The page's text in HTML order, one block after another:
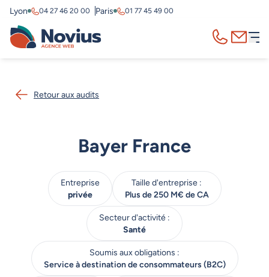
Lyon 04 27 46 20 00 Paris 01 77 45 49 00
Retour aux audits
Bayer France
Entreprise
privée
Taille d'entreprise :
Plus de 250 M€ de CA
Secteur d'activité :
Santé
Soumis aux obligations :
Service à destination de consommateurs (B2C)